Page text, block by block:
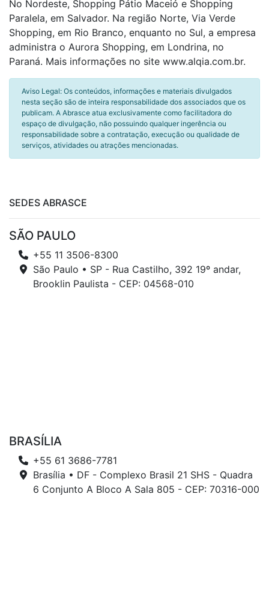
No Nordeste, Shopping Pátio Maceió e Shopping
Paralela, em Salvador. Na região Norte, Via Verde
Shopping, em Rio Branco, enquanto no Sul, a empresa
administra o Aurora Shopping, em Londrina, no
Paraná. Mais informações no site www.alqia.com.br.
Aviso Legal: Os conteúdos, informações e materiais divulgados
nesta seção são de inteira responsabilidade dos associados que os
publicam. A Abrasce atua exclusivamente como facilitadora do
espaço de divulgação, não possuindo qualquer ingerência ou
responsabilidade sobre a contratação, execução ou qualidade de
serviços, atividades ou atrações mencionadas.
SEDES ABRASCE
SÃO PAULO
+55 11 3506-8300
São Paulo • SP - Rua Castilho, 392 19º andar,
Brooklin Paulista - CEP: 04568-010
BRASÍLIA
+55 61 3686-7781
Brasília • DF - Complexo Brasil 21 SHS - Quadra
6 Conjunto A Bloco A Sala 805 - CEP: 70316-000